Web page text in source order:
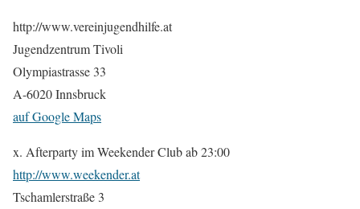
http://www.vereinjugendhilfe.at
Jugendzentrum Tivoli
Olympiastrasse 33
A-6020 Innsbruck
auf Google Maps
x. Afterparty im Weekender Club ab 23:00
http://www.weekender.at
Tschamlerstraße 3